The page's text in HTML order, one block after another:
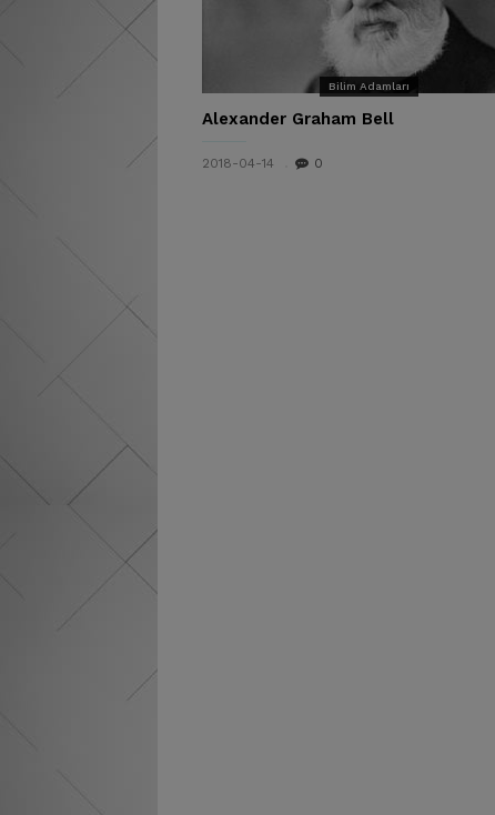
Bilim Adamları
Alexander Graham Bell
2018-04-14 0